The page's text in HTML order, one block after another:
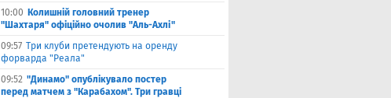
10:00 Колишній головний тренер
"Шахтаря" офіційно очолив "Аль-Ахлі"
09:57 Три клуби претендують на оренду
форварда "Реала"
09:52 "Динамо" опублікувало постер
перед матчем з "Карабахом". Три гравці